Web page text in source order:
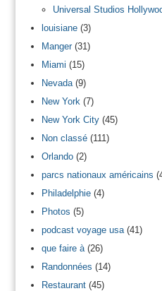
Universal Studios
louisiane(3)
Manger(31)
Miami (15)
Nevada(9)
New York (7)
New York City(45)
Non classé(111)
Orlando(2)
parcs nationaux américains
Philadelphie(4)
Photos (5)
podcast voyage usa(41)
que faire à(26)
Randonnées (14)
Restaurant(45)